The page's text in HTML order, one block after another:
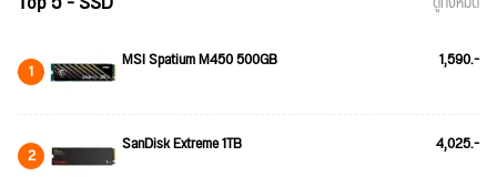
1 MSI Spatium M450 500GB 1,590.-
2 SanDisk Extreme 1TB 4,025.-